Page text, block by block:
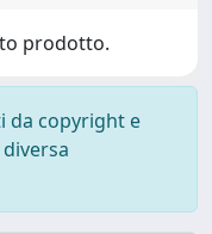
prodotto.
da copyright e